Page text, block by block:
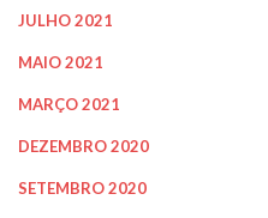
JULHO 2021
MAIO 2021
MARÇO 2021
DEZEMBRO 2020
SETEMBRO 2020